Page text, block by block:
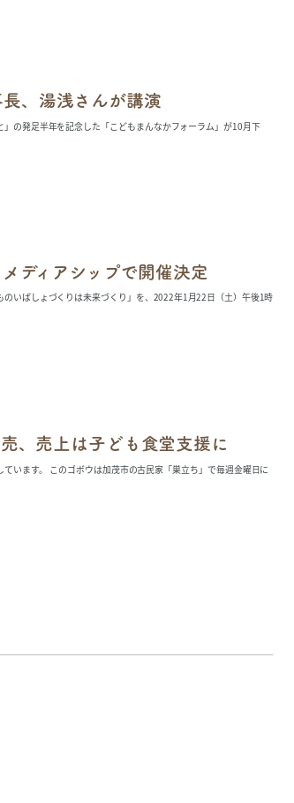
、湯浅さんが講演
の発足半年を記念した「こどもまんなかフォーラム」が10月下
ディアシップで開催決定
いばしょづくりは未来づくり」を、2022年1月22日（土）午後1時
、売上は子ども食堂支援に
います。 このゴボウは加茂市の古民家「巣立ち」で毎週金曜日に